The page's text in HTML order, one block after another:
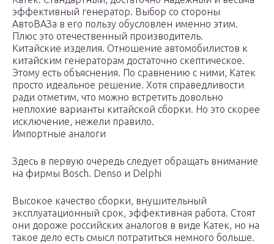
эффективный генератор. Выбор со стороны
АвтоВАЗа в его пользу обусловлен именно этим.
Плюс это отечественный производитель.
Китайские изделия. Отношение автомобилистов к
китайским генераторам достаточно скептическое.
Этому есть объяснения. По сравнению с ними, Катек
просто идеальное решение. Хотя справедливости
ради отметим, что можно встретить довольно
неплохие варианты китайской сборки. Но это скорее
исключение, нежели правило.
Импортные аналоги
Здесь в первую очередь следует обращать внимание
на фирмы Bosch. Denso и Delphi
Высокое качество сборки, внушительный
эксплуатационный срок, эффективная работа. Стоят
они дороже российских аналогов в виде Катек, но на
такое дело есть смысл потратиться немного больше.